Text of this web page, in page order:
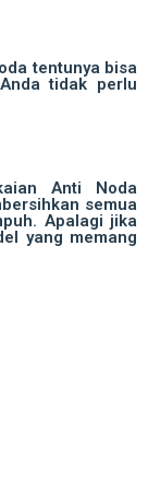
tentunya bisa
tidak perlu
Anti Noda
semua
Apalagi jika
yang memang